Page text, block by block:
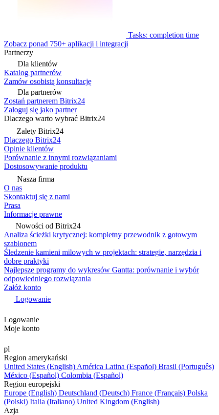
Tasks: completion time
Zobacz ponad 750+ aplikacji i integracji
Partnerzy
Dla klientów
Katalog partnerów
Zamów osobistą konsultację
Dla partnerów
Zostań partnerem Bitrix24
Zaloguj się jako partner
Dlaczego warto wybrać Bitrix24
Zalety Bitrix24
Dlaczego Bitrix24
Opinie klientów
Porównanie z innymi rozwiązaniami
Dostosowywanie produktu
Nasza firma
O nas
Skontaktuj się z nami
Prasa
Informacje prawne
Nowości od Bitrix24
Analiza ścieżki krytycznej: kompletny przewodnik z gotowym
szablonem
Śledzenie kamieni milowych w projektach: strategie, narzędzia i
dobre praktyki
Najlepsze programy do wykresów Gantta: porównanie i wybór
odpowiedniego rozwiązania
Załóż konto
Logowanie
Logowanie
Moje konto
pl
Region amerykański
United States (English) América Latina (Español) Brasil (Português)
México (Español) Colombia (Español)
Region europejski
Europe (English) Deutschland (Deutsch) France (Français) Polska
(Polski) Italia (Italiano) United Kingdom (English)
Azja